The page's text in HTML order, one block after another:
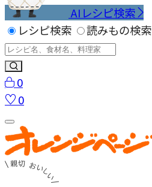
AIレシピ検索
レシピ検索
読みもの検索
0
0